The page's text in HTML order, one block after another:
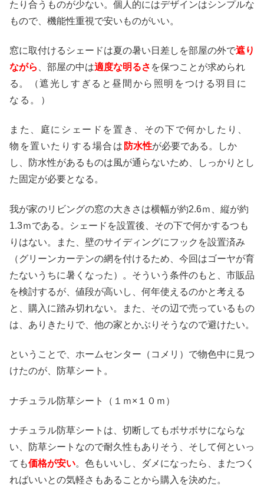
たり合うものが少ない。個人的にはデザインはシンプルな
もので、機能性重視で安いものがいい。
窓に取付けるシェードは夏の暑い日差しを部屋の外で遮り
ながら
、部屋の中は適度な明るさ を保つことが求められ
る 。（遮光しすぎると昼間から照明をつける羽目に
なる。）
また、庭にシェードを置き、その下で何かしたり、
物を置いたりする場合は 防水性が必要である。しか
し、防水性があるものは風が通らないため、しっかりとし
た固定が必要となる。
我が家のリビングの窓の大きさは横幅が約2.6ｍ、縦が約
1.3ｍである。シェードを設置後、その下で何かするつも
りはない。また、壁のサイディングにフックを設置済み
（グリーンカーテンの網を付けるため、今回はゴーヤが育
たないうちに暑くなった）。そういう条件のもと、市販品
を検討するが、値段が高いし、何年使えるのかと考える
と、購入に踏み切れない。また、その辺で売っているもの
は、ありきたりで、他の家とかぶりそうなので避けたい。
ということで、ホームセンター（コメリ）で物色中に見つ
けたのが、防草シート。
ナチュラル防草シート（１ｍ×１０ｍ）
ナチュラル防草シートは、切断してもボサボサにならな
い、防草シートなので耐久性もありそう、そして何といっ
ても価格が安い。色もいいし、ダメになったら、またつく
ればいいとの気軽さもあることから購入を決めた。